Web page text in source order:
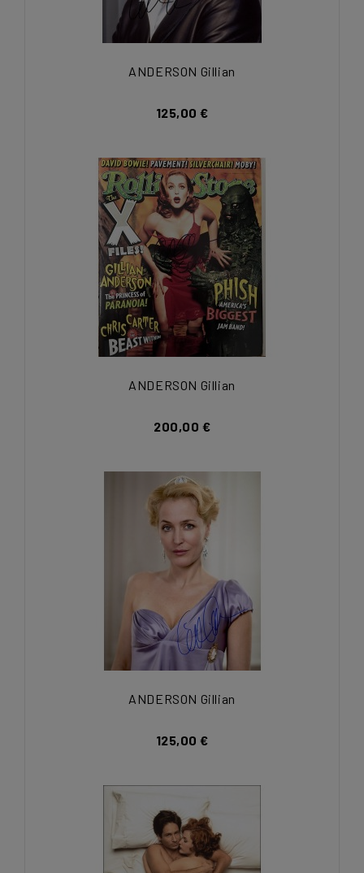
ANDERSON Gillian
125,00 €
ANDERSON Gillian
200,00 €
ANDERSON Gillian
125,00 €